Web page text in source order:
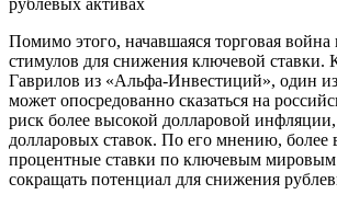
Помимо этого, начавшаяся торговая война
стимулов для снижения ключевой ставки.
Гаврилов из «Альфа-Инвестиций», один
может опосредованно сказаться на
риск более высокой долларовой инфляции,
долларовых ставок. По его мнению, более
процентные ставки по ключевым
сокращать потенциал для снижения